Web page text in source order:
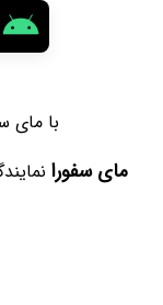
با مای
مای سفورا